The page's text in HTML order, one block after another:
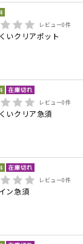
レビュー0件
いクリアポット
レビュー0件
いクリア急須
レビュー0件
ン急須